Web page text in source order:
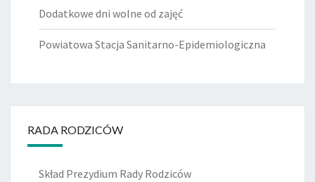
Dodatkowe dni wolne od zajęć
Powiatowa Stacja Sanitarno-Epidemiologiczna
RADA RODZICÓW
Skład Prezydium Rady Rodziców